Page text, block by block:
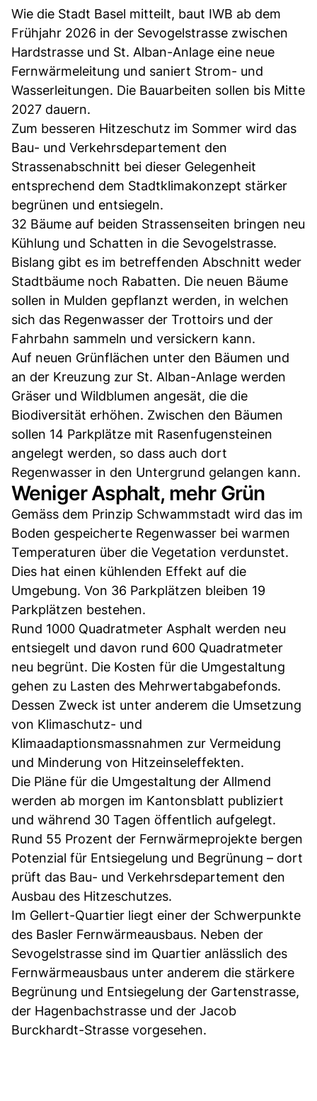
Wie die Stadt Basel mitteilt, baut IWB ab dem
Frühjahr 2026 in der Sevogelstrasse zwischen
Hardstrasse und St. Alban-Anlage eine neue
Fernwärmeleitung und saniert Strom- und
Wasserleitungen. Die Bauarbeiten sollen bis Mitte
2027 dauern.
Zum besseren Hitzeschutz im Sommer wird das
Bau- und Verkehrsdepartement den
Strassenabschnitt bei dieser Gelegenheit
entsprechend dem Stadtklimakonzept stärker
begrünen und entsiegeln.
32 Bäume auf beiden Strassenseiten bringen neu
Kühlung und Schatten in die Sevogelstrasse.
Bislang gibt es im betreffenden Abschnitt weder
Stadtbäume noch Rabatten. Die neuen Bäume
sollen in Mulden gepflanzt werden, in welchen
sich das Regenwasser der Trottoirs und der
Fahrbahn sammeln und versickern kann.
Auf neuen Grünflächen unter den Bäumen und
an der Kreuzung zur St. Alban-Anlage werden
Gräser und Wildblumen angesät, die die
Biodiversität erhöhen. Zwischen den Bäumen
sollen 14 Parkplätze mit Rasenfugensteinen
angelegt werden, so dass auch dort
Regenwasser in den Untergrund gelangen kann.
Weniger Asphalt, mehr Grün
Gemäss dem Prinzip Schwammstadt wird das im
Boden gespeicherte Regenwasser bei warmen
Temperaturen über die Vegetation verdunstet.
Dies hat einen kühlenden Effekt auf die
Umgebung. Von 36 Parkplätzen bleiben 19
Parkplätzen bestehen.
Rund 1000 Quadratmeter Asphalt werden neu
entsiegelt und davon rund 600 Quadratmeter
neu begrünt. Die Kosten für die Umgestaltung
gehen zu Lasten des Mehrwertabgabefonds.
Dessen Zweck ist unter anderem die Umsetzung
von Klimaschutz- und
Klimaadaptionsmassnahmen zur Vermeidung
und Minderung von Hitzeinseleffekten.
Die Pläne für die Umgestaltung der Allmend
werden ab morgen im Kantonsblatt publiziert
und während 30 Tagen öffentlich aufgelegt.
Rund 55 Prozent der Fernwärmeprojekte bergen
Potenzial für Entsiegelung und Begrünung – dort
prüft das Bau- und Verkehrsdepartement den
Ausbau des Hitzeschutzes.
Im Gellert-Quartier liegt einer der Schwerpunkte
des Basler Fernwärmeausbaus. Neben der
Sevogelstrasse sind im Quartier anlässlich des
Fernwärmeausbaus unter anderem die stärkere
Begrünung und Entsiegelung der Gartenstrasse,
der Hagenbachstrasse und der Jacob
Burckhardt-Strasse vorgesehen.